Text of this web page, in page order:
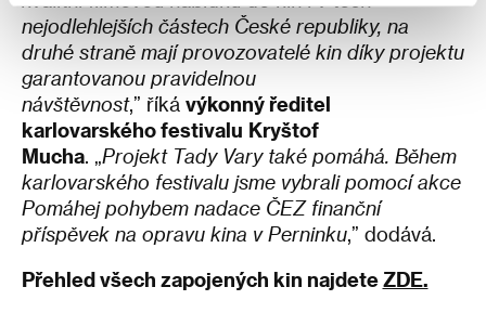
nejodlehlejších částech České republiky, na
druhé straně mají provozovatelé kin díky projektu
garantovanou pravidelnou
návštěvnost,” říká výkonný ředitel
karlovarského festivalu Kryštof
Mucha. „ Projekt Tady Vary také pomáhá. Během
karlovarského festivalu jsme vybrali pomocí akce
Pomáhej pohybem nadace ČEZ finanční
příspěvek na opravu kina v Perninku,” dodává.
Přehled všech zapojených kin najdete ZDE.